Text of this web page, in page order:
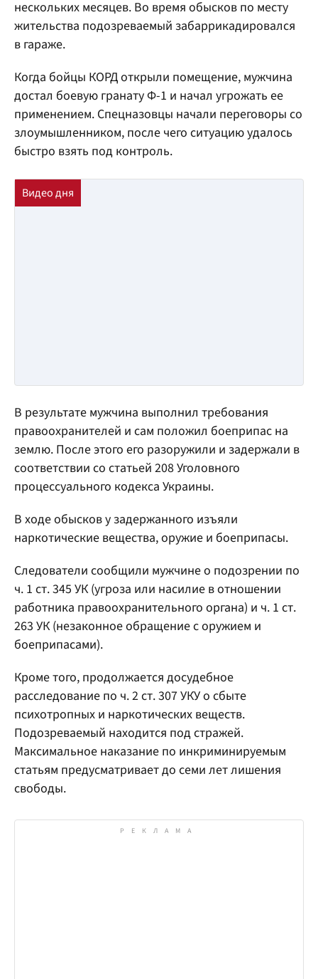
нескольких месяцев. Во время обысков по месту
жительства подозреваемый забаррикадировался
в гараже.
Когда бойцы КОРД открыли помещение, мужчина
достал боевую гранату Ф-1 и начал угрожать ее
применением. Спецназовцы начали переговоры со
злоумышленником, после чего ситуацию удалось
быстро взять под контроль.
В результате мужчина выполнил требования
правоохранителей и сам положил боеприпас на
землю. После этого его разоружили и задержали в
соответствии со статьей 208 Уголовного
процессуального кодекса Украины.
В ходе обысков у задержанного изъяли
наркотические вещества, оружие и боеприпасы.
Следователи сообщили мужчине о подозрении по
ч. 1 ст. 345 УК (угроза или насилие в отношении
работника правоохранительного органа) и ч. 1 ст.
263 УК (незаконное обращение с оружием и
боеприпасами).
Кроме того, продолжается досудебное
расследование по ч. 2 ст. 307 УКУ о сбыте
психотропных и наркотических веществ.
Подозреваемый находится под стражей.
Максимальное наказание по инкриминируемым
статьям предусматривает до семи лет лишения
свободы.